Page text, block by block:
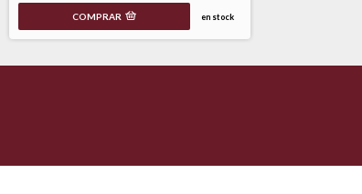
COMPRAR en stock